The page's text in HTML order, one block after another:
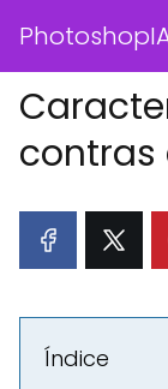
contras
Índice